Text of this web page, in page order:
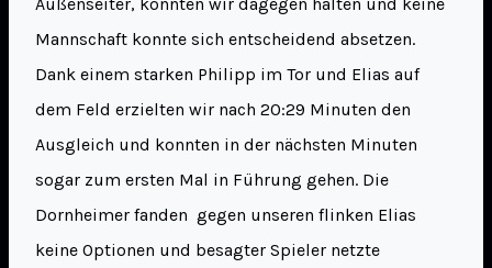
Außenseiter, konnten wir dagegen halten und keine
Mannschaft konnte sich entscheidend absetzen.
Dank einem starken Philipp im Tor und Elias auf
dem Feld erzielten wir nach 20:29 Minuten den
Ausgleich und konnten in der nächsten Minuten
sogar zum ersten Mal in Führung gehen. Die
Dornheimer fanden gegen unseren flinken Elias
keine Optionen und besagter Spieler netzte